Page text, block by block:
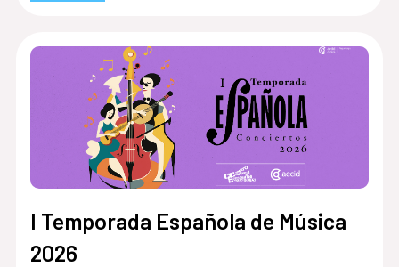
I Temporada Española de Música
2026